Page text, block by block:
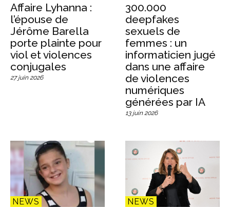
Affaire Lyhanna :
l’épouse de
Jérôme Barella
porte plainte pour
viol et violences
conjugales
27 juin 2026
300.000
deepfakes
sexuels de
femmes : un
informaticien jugé
dans une affaire
de violences
numériques
générées par IA
13 juin 2026
NEWS NEWS